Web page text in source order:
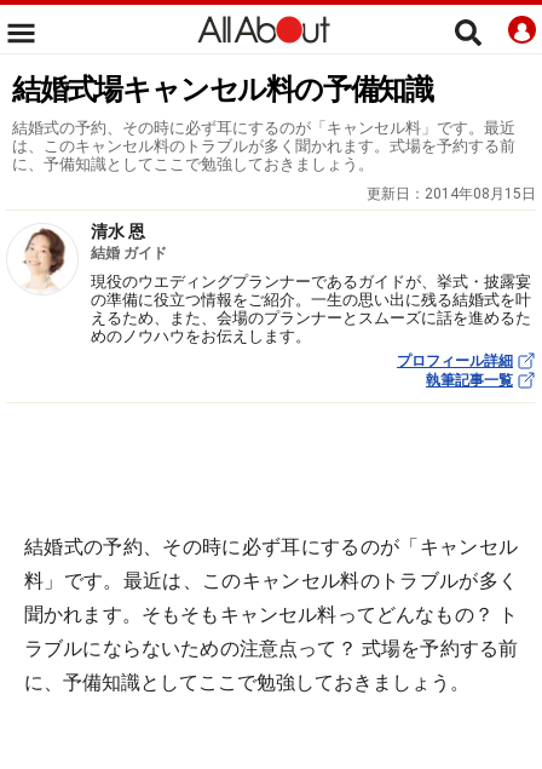
結婚式場キャンセル料の予備知識
結婚式の予約、その時に必ず耳にするのが「キャンセル料」です。最近
は、このキャンセル料のトラブルが多く聞かれます。式場を予約する前
に、予備知識としてここで勉強しておきましょう。
更新日： 2014年08月15日
清水 恩
結婚 ガイド
現役のウエディングプランナーであるガイドが、挙式・披露宴
の準備に役立つ情報をご紹介。一生の思い出に残る結婚式を叶
えるため、また、会場のプランナーとスムーズに話を進めるた
めのノウハウをお伝えします。
プロフィール詳細
執筆記事一覧
結婚式の予約、その時に必ず耳にするのが「キャンセル
料」です。最近は、このキャンセル料のトラブルが多く
聞かれます。そもそもキャンセル料ってどんなもの？ ト
ラブルにならないための注意点って？ 式場を予約する前
に、予備知識としてここで勉強しておきましょう。